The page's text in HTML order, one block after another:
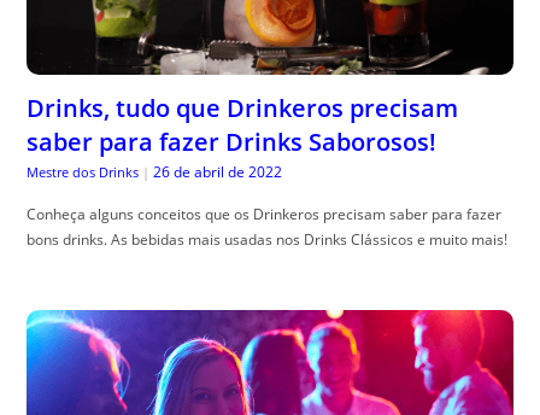
Drinks, tudo que Drinkeros precisam
saber para fazer Drinks Saborosos!
Mestre dos Drinks | 26 de abril de 2022
Conheça alguns conceitos que os Drinkeros precisam saber para fazer
bons drinks. As bebidas mais usadas nos Drinks Clássicos e muito mais!